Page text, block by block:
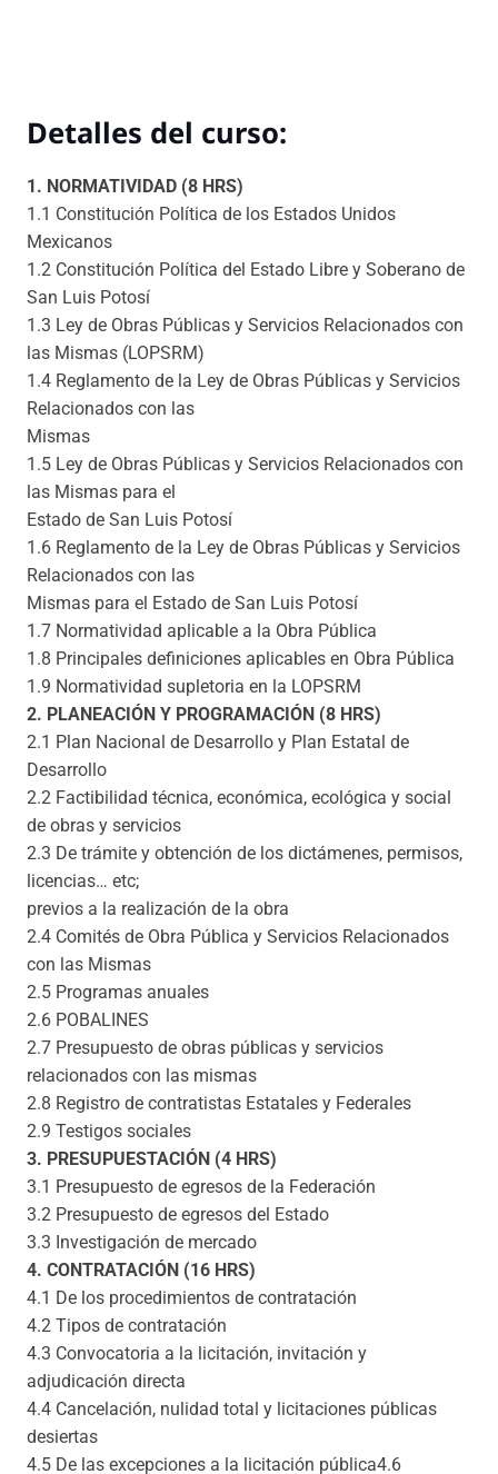
Detalles del curso:
1. NORMATIVIDAD (8 HRS)
1.1 Constitución Política de los Estados Unidos
Mexicanos
1.2 Constitución Política del Estado Libre y Soberano de
San Luis Potosí
1.3 Ley de Obras Públicas y Servicios Relacionados con
las Mismas (LOPSRM)
1.4 Reglamento de la Ley de Obras Públicas y Servicios
Relacionados con las
Mismas
1.5 Ley de Obras Públicas y Servicios Relacionados con
las Mismas para el
Estado de San Luis Potosí
1.6 Reglamento de la Ley de Obras Públicas y Servicios
Relacionados con las
Mismas para el Estado de San Luis Potosí
1.7 Normatividad aplicable a la Obra Pública
1.8 Principales definiciones aplicables en Obra Pública
1.9 Normatividad supletoria en la LOPSRM
2. PLANEACIÓN Y PROGRAMACIÓN (8 HRS)
2.1 Plan Nacional de Desarrollo y Plan Estatal de
Desarrollo
2.2 Factibilidad técnica, económica, ecológica y social
de obras y servicios
2.3 De trámite y obtención de los dictámenes, permisos,
licencias… etc;
previos a la realización de la obra
2.4 Comités de Obra Pública y Servicios Relacionados
con las Mismas
2.5 Programas anuales
2.6 POBALINES
2.7 Presupuesto de obras públicas y servicios
relacionados con las mismas
2.8 Registro de contratistas Estatales y Federales
2.9 Testigos sociales
3. PRESUPUESTACIÓN (4 HRS)
3.1 Presupuesto de egresos de la Federación
3.2 Presupuesto de egresos del Estado
3.3 Investigación de mercado
4. CONTRATACIÓN (16 HRS)
4.1 De los procedimientos de contratación
4.2 Tipos de contratación
4.3 Convocatoria a la licitación, invitación y
adjudicación directa
4.4 Cancelación, nulidad total y licitaciones públicas
desiertas
4.5 De las excepciones a la licitación pública4.6